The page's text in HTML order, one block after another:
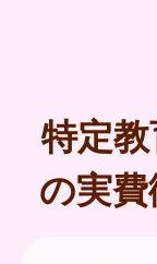
特定
の実